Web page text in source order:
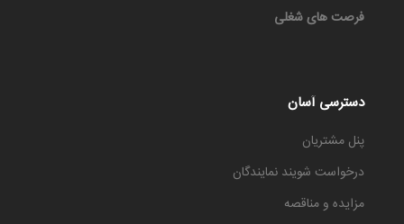
فرصت های شغلی
دسترسی آسان
پنل مشتریان
درخواست شویند نمایندگان
مزایده و مناقصه